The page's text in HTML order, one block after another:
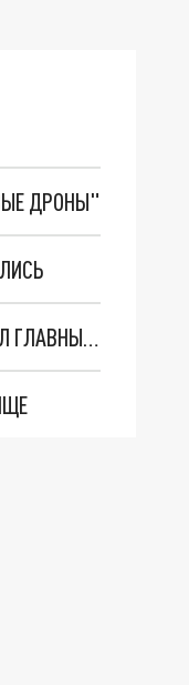
ДРОНЫ"
"МЫ ВАС ЗАСТАВИМ": ЖУТКИЕ ДЕТАЛИ ОХОТЫ НА ГЕНЕРАЛА. ЗЕЛЕНСКИЙ ОБЪЯСНИЛ ГЛАВНЫЙ СМЫСЛ ТЕРАКТА В ЦЕНТРЕ МОСКВЫ